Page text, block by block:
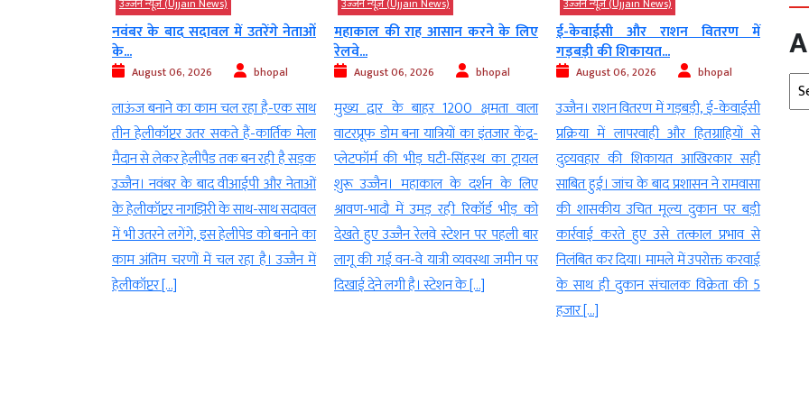
उज्‍जैन न्यूज़ (Ujjain News)
महाकाल की राह आसान करने के लिए
रेलवे...
August 06, 2026 bhopal
मुख्य द्वार के बाहर 1200 क्षमता वाला
वाटरप्रूफ डोम बना यात्रियों का इंतजार केंद्र-
प्लेटफॉर्म की भीड़ घटी-सिंहस्थ का ट्रायल
शुरू उज्जैन। महाकाल के दर्शन के लिए
श्रावण-भादौ में उमड़ रही रिकॉर्ड भीड़ को
देखते हुए उज्जैन रेलवे स्टेशन पर पहली बार
लागू की गई वन-वे यात्री व्यवस्था जमीन पर
दिखाई देने लगी है। स्टेशन के […]
उज्‍जैन न्यूज़ (Ujjain News)
ई-केवाईसी और राशन वितरण में
गड़बड़ी की शिकायत...
August 06, 2026 bhopal
उज्जैन। राशन वितरण में गड़बड़ी, ई-केवाईसी
प्रक्रिया में लापरवाही और हितग्राहियों से
दुव्र्यवहार की शिकायत आखिरकार सही
साबित हुई। जांच के बाद प्रशासन ने रामवासा
की शासकीय उचित मूल्य दुकान पर बड़ी
कार्रवाई करते हुए उसे तत्काल प्रभाव से
निलंबित कर दिया। मामले में उपरोक्त करवाई
के साथ ही दुकान संचालक विक्रेता की 5
उज्‍जैन न्यूज़ (Ujjain News)
ट्रेन के एसी कोच में आरएसी यात्रियों
को...
August 06, 2026 bhopal
उज्जैन। ट्रेन के एसी कोच में आरएसी यात्रियों
को भी पूरा बेडरोल किट मिलेगा। रेलवे बोर्ड ने
इस संबंध में आदेश जारी कर दिए हैं। अगर
आपने कभी ट्रेन में आरएसी (रिजर्वेशन अगेंस्ट
कैंसिलेशन) टिकट पर सफर किया होगा, तो
शायद एक सीट दो यात्रियों के साथ साझा
करने की परेशानी का सामना करना पड़ा […]